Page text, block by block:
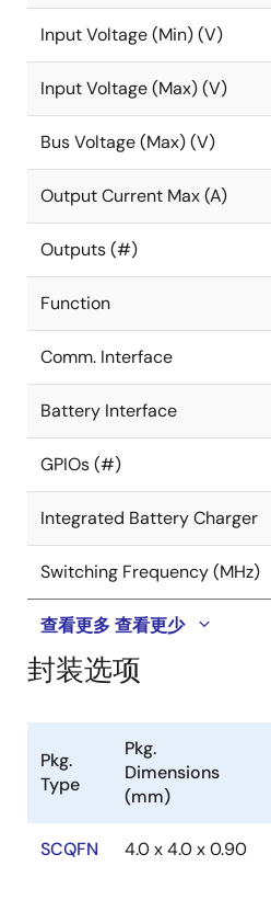
温度范围内工作，电气特性额
150 °C。
Input Voltage (Min) (V)
Input Voltage (Max) (V)
Bus Voltage (Max) (V)
Output Current Max (A)
Outputs (#)
Function
Comm. Interface
Battery Interface
GPIOs (#)
Integrated Battery Charger
Switching Frequency (MHz)
查看更多查看更少
封装选项
Pkg.
Type
Pkg.
Dimensions
(mm)
SCQFN 4.0 x 4.0 x 0.90